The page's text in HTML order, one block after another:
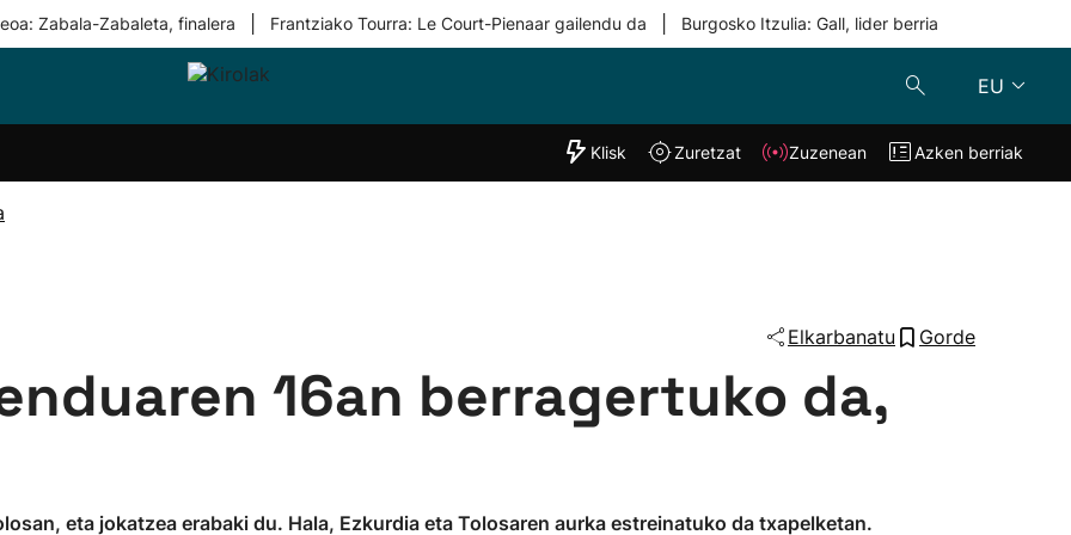
Zabala-Zabaleta, finalera Frantziako Tourra: Le Court-Pienaar gailendu da Burgosko Itzulia: Gall, lider berria
EU
Taldeak
"Helmuga"
Klisk Zuzenean
Klisk Zuretzat Zuzenean Azken berriak
Elkarbanatu Gorde
16an berragertuko da,
eta jokatzea erabaki du. Hala, Ezkurdia eta Tolosaren aurka estreinatuko da txapelketan.